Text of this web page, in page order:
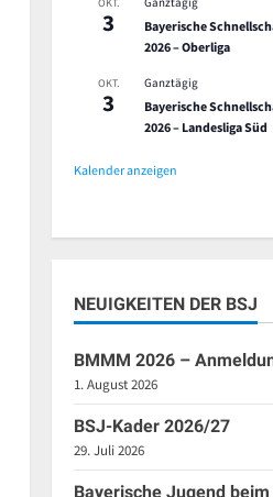
3
Bayerische
2026 – Oberliga
OKT.
3
Ganztägig
Bayerische
2026 – Landesliga Süd
Kalender anzeigen
NEUIGKEITEN DER BSJ
BMMM 2026 –
1. August 2026
BSJ-Kader 2026/27
29. Juli 2026
Bayerische Jugend